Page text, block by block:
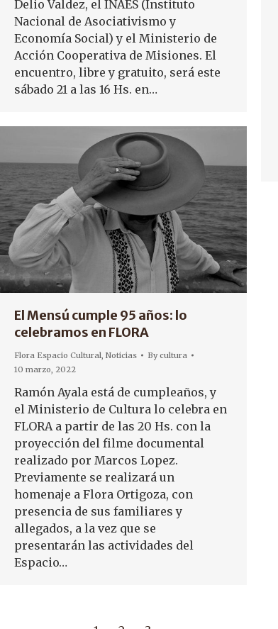
Delio Valdez, el INAES (Instituto
Nacional de Asociativismo y
Economía Social) y el Ministerio de
Acción Cooperativa de Misiones. El
encuentro, libre y gratuito, será este
sábado 21 a las 16 Hs. en…
El Mensú cumple 95 años: lo
celebramos en FLORA
Flora Espacio Cultural, Noticias Bycultura
10 marzo, 2022
Ramón Ayala está de cumpleaños, y
el Ministerio de Cultura lo celebra en
FLORA a partir de las 20 Hs. con la
proyección del filme documental
realizado por Marcos Lopez.
Previamente se realizará un
homenaje a Flora Ortigoza, con
presencia de sus familiares y
allegados, a la vez que se
presentarán las actividades del
Espacio…